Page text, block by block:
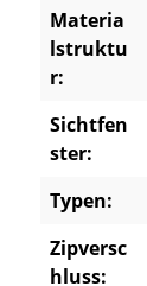
Materia
lstruktu
r:
Sichtfen
ster:
Typen:
Zipversc
hluss: